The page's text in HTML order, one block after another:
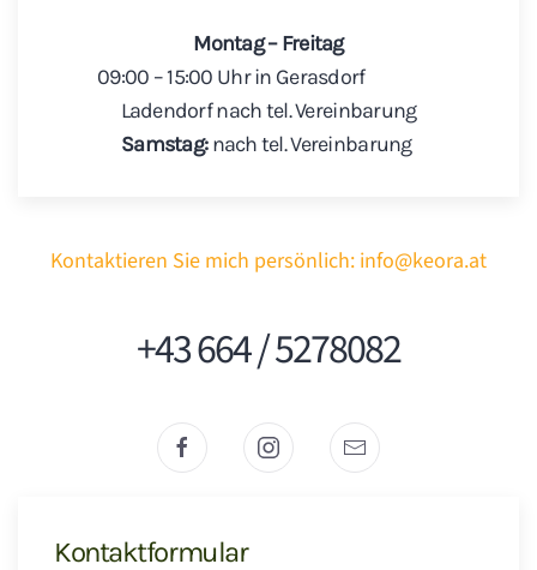
Montag – Freitag
09:00 – 15:00 Uhr in Gerasdorf
Ladendorf nach tel. Vereinbarung
Samstag:nach tel. Vereinbarung
Kontaktieren Sie mich persönlich: info@keora.at
+43 664 / 5278082
Kontaktformular